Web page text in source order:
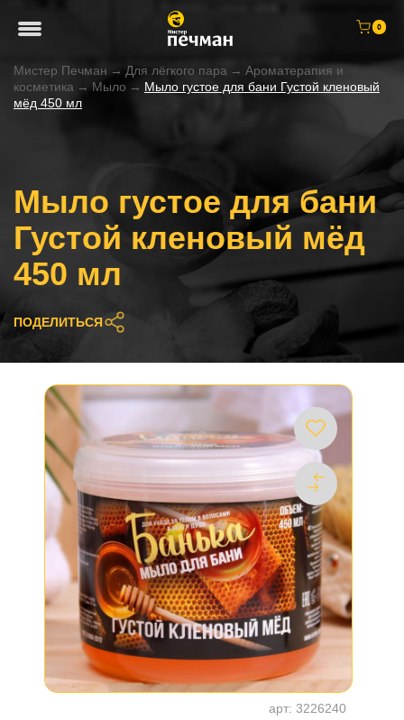
0
Мистер Печман → Для лёгкого пара → Ароматерапия и
косметика → Мыло → Мыло густое для бани Густой кленовый
мёд 450 мл
Мыло густое для бани
Густой кленовый мёд
450 мл
ПОДЕЛИТЬСЯ
арт: 3226240